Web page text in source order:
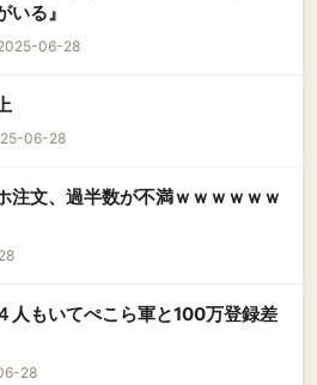
る』
06-28
06-28
注文、過半数が不満ｗｗｗｗｗｗ
人もいてぺこら軍と100万登録差
28